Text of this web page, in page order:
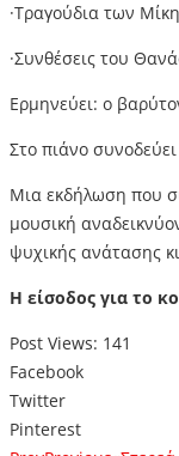
·Τραγούδια των
·Συνθέσεις του
Ερμηνεύει: ο
Στο πιάνο
Μια εκδήλωση που
μουσική
ψυχικής ανάτασης
Η είσοδος για το
Post Views: 141
Facebook
Twitter
Pinterest